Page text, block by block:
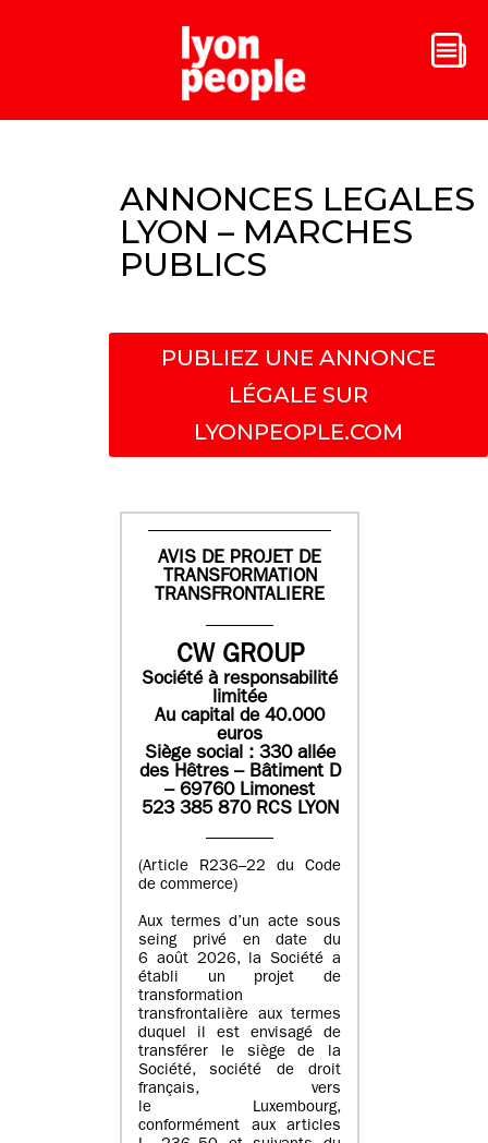
ANNONCES LEGALES
LYON – MARCHES
PUBLICS
PUBLIEZ UNE ANNONCE
LÉGALE SUR
LYONPEOPLE.COM
AVIS DE PROJET DE
TRANSFORMATION
TRANSFRONTALIERE
CW GROUP
Société à responsabilité
limitée
Au capital de 40.000
euros
Siège social : 330 allée
des Hêtres – Bâtiment D
– 69760 Limonest
523 385 870 RCS LYON
(Article R236–22 du Code
de commerce)
Aux termes d’un acte sous
seing privé en date du
6 août 2026, la Société a
établi un projet de
transformation
transfrontalière aux termes
duquel il est envisagé de
transférer le siège de la
Société, société de droit
français, vers
le Luxembourg,
conformément aux articles